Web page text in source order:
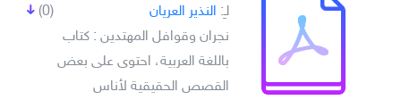
(0) لـِ: النذير العريان
نجران وقوافل المهتدين : كتاب
باللغة العربية، احتوى على بعض
القصص الحقيقية لأناس